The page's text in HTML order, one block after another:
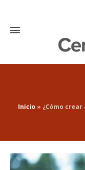
Inicio » ¿Cómo